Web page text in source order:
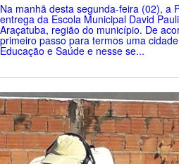
Na manhã desta segunda-feira (02), a
entrega da Escola Municipal David
Araçatuba, região do município. De
primeiro passo para termos uma
Educação e Saúde e nesse se...